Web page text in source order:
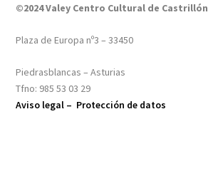
©2024 Valey Centro Cultural de Castrillón
Plaza de Europa nº3 – 33450
Piedrasblancas – Asturias
Tfno: 985 53 03 29
Aviso legal – Protección de datos